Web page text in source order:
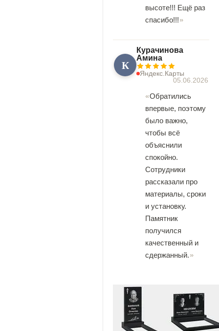
высоте!!! Ещё раз
спасибо!!!
К
Курачинова
Амина
Яндекс.Карты
05.06.2026
Обратились
впервые, поэтому
было важно,
чтобы всё
объяснили
спокойно.
Сотрудники
рассказали про
материалы, сроки
и установку.
Памятник
получился
качественный и
сдержанный.